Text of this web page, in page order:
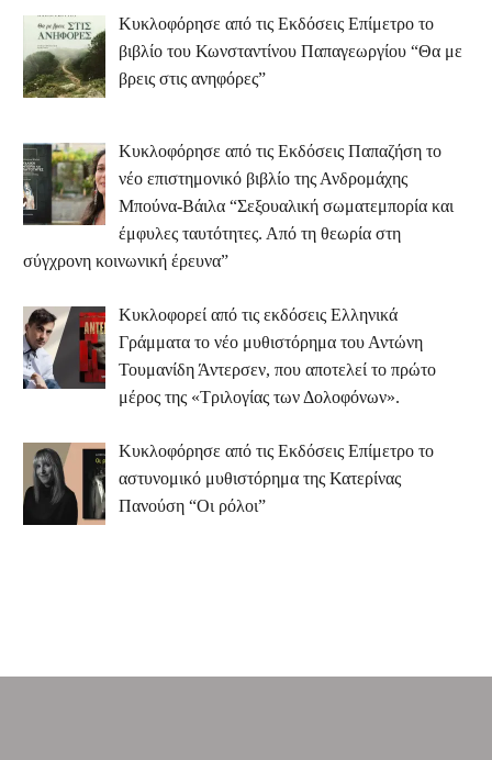
Κυκλοφόρησε από τις Εκδόσεις Επίμετρο το
βιβλίο του Κωνσταντίνου Παπαγεωργίου “Θα με
βρεις στις ανηφόρες”
Κυκλοφόρησε από τις Εκδόσεις Παπαζήση το
νέο επιστημονικό βιβλίο της Ανδρομάχης
Μπούνα-Βάιλα “Σεξουαλική σωματεμπορία και
έμφυλες ταυτότητες. Από τη θεωρία στη
σύγχρονη κοινωνική έρευνα”
Κυκλοφορεί από τις εκδόσεις Ελληνικά
Γράμματα το νέο μυθιστόρημα του Αντώνη
Τουμανίδη Άντερσεν, που αποτελεί το πρώτο
μέρος της «Τριλογίας των Δολοφόνων».
Κυκλοφόρησε από τις Εκδόσεις Επίμετρο το
αστυνομικό μυθιστόρημα της Κατερίνας
Πανούση “Οι ρόλοι”